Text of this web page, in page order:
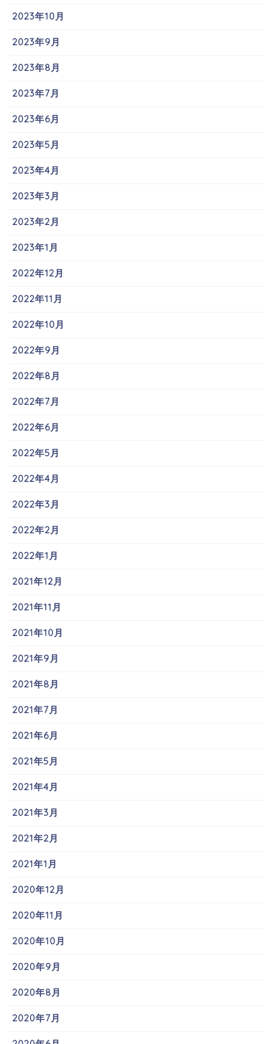
2023年10月
2023年9月
2023年8月
2023年7月
2023年6月
2023年5月
2023年4月
2023年3月
2023年2月
2023年1月
2022年12月
2022年11月
2022年10月
2022年9月
2022年8月
2022年7月
2022年6月
2022年5月
2022年4月
2022年3月
2022年2月
2022年1月
2021年12月
2021年11月
2021年10月
2021年9月
2021年8月
2021年7月
2021年6月
2021年5月
2021年4月
2021年3月
2021年2月
2021年1月
2020年12月
2020年11月
2020年10月
2020年9月
2020年8月
2020年7月